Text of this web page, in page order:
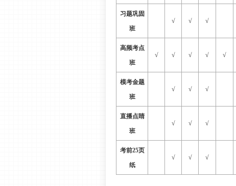
习题巩固
班
√ √ √
高频考点
班
√ √ √ √ √
模考金题
班
√ √ √
直播点睛
班
√ √ √
考前25页
纸
√ √ √